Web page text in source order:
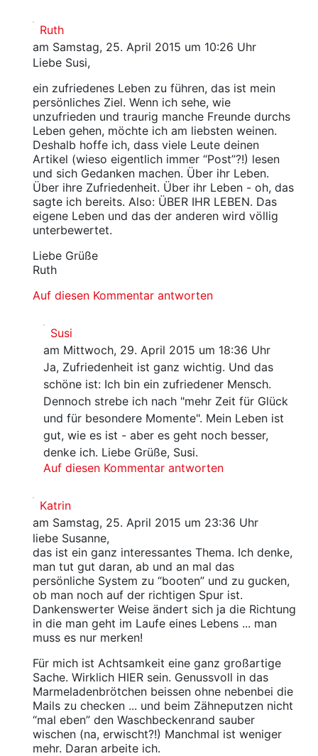
Ruth
am Samstag, 25. April 2015 um 10:26 Uhr
Liebe Susi,
ein zufriedenes Leben zu führen, das ist mein
persönliches Ziel. Wenn ich sehe, wie
unzufrieden und traurig manche Freunde durchs
Leben gehen, möchte ich am liebsten weinen.
Deshalb hoffe ich, dass viele Leute deinen
Artikel (wieso eigentlich immer “Post”?!) lesen
und sich Gedanken machen. Über ihr Leben.
Über ihre Zufriedenheit. Über ihr Leben - oh, das
sagte ich bereits. Also: ÜBER IHR LEBEN. Das
eigene Leben und das der anderen wird völlig
unterbewertet.
Liebe Grüße
Ruth
Auf diesen Kommentar antworten
Susi
am Mittwoch, 29. April 2015 um 18:36 Uhr
Ja, Zufriedenheit ist ganz wichtig. Und das
schöne ist: Ich bin ein zufriedener Mensch.
Dennoch strebe ich nach "mehr Zeit für Glück
und für besondere Momente". Mein Leben ist
gut, wie es ist - aber es geht noch besser,
denke ich. Liebe Grüße, Susi.
Auf diesen Kommentar antworten
Katrin
am Samstag, 25. April 2015 um 23:36 Uhr
liebe Susanne,
das ist ein ganz interessantes Thema. Ich denke,
man tut gut daran, ab und an mal das
persönliche System zu “booten” und zu gucken,
ob man noch auf der richtigen Spur ist.
Dankenswerter Weise ändert sich ja die Richtung
in die man geht im Laufe eines Lebens ... man
muss es nur merken!
Für mich ist Achtsamkeit eine ganz großartige
Sache. Wirklich HIER sein. Genussvoll in das
Marmeladenbrötchen beissen ohne nebenbei die
Mails zu checken ... und beim Zähneputzen nicht
“mal eben” den Waschbeckenrand sauber
wischen (na, erwischt?!) Manchmal ist weniger
mehr. Daran arbeite ich.